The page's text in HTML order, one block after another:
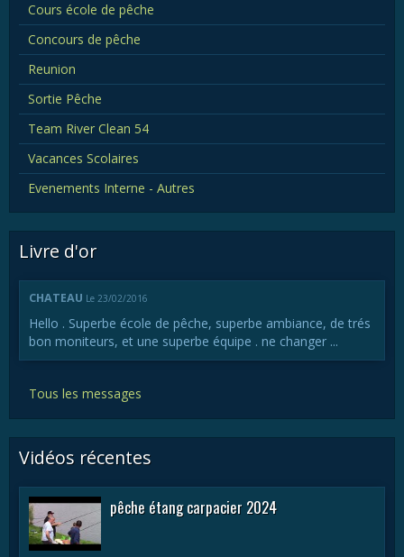
Cours école de pêche
Concours de pêche
Reunion
Sortie Pêche
Team River Clean 54
Vacances Scolaires
Evenements Interne - Autres
Livre d'or
CHATEAU Le 23/02/2016
Hello . Superbe école de pêche, superbe ambiance, de trés
bon moniteurs, et une superbe équipe . ne changer ...
Tous les messages
Vidéos récentes
pêche étang carpacier 2024